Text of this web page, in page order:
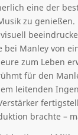
eine der
zu genießen.
Manley von
zum Leben
für den
leitenden
brachte –